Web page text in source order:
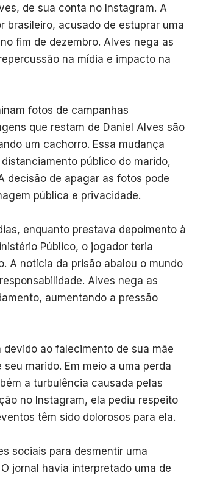
de sua conta no Instagram. A
brasileiro, acusado de estuprar uma
fim de dezembro. Alves nega as
na mídia e impacto na
fotos de campanhas
que restam de Daniel Alves são
um cachorro. Essa mudança
público do marido,
decisão de apagar as fotos pode
pública e privacidade.
enquanto prestava depoimento à
Público, o jogador teria
A notícia da prisão abalou o mundo
Alves nega as
aumentando a pressão
ao falecimento de sua mãe
marido. Em meio a uma perda
a turbulência causada pelas
no Instagram, ela pediu respeito
têm sido dolorosos para ela.
sociais para desmentir uma
jornal havia interpretado uma de